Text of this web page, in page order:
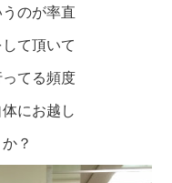
のが率直
て頂いて
てる頻度
にお越し
？